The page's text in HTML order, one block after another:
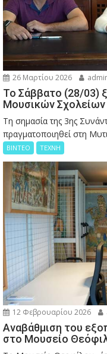
26 Μαρτίου 2026
Το Σάββατο (28/03)
Μουσικών
Τη σημασία της 3ης
πραγματοποιηθεί στη
ΒΙΝΤΕΟ ΤΕΧΝΗ
12 Φεβρουαρίου 2026
Αναβάθμιση του
στο Μουσείο